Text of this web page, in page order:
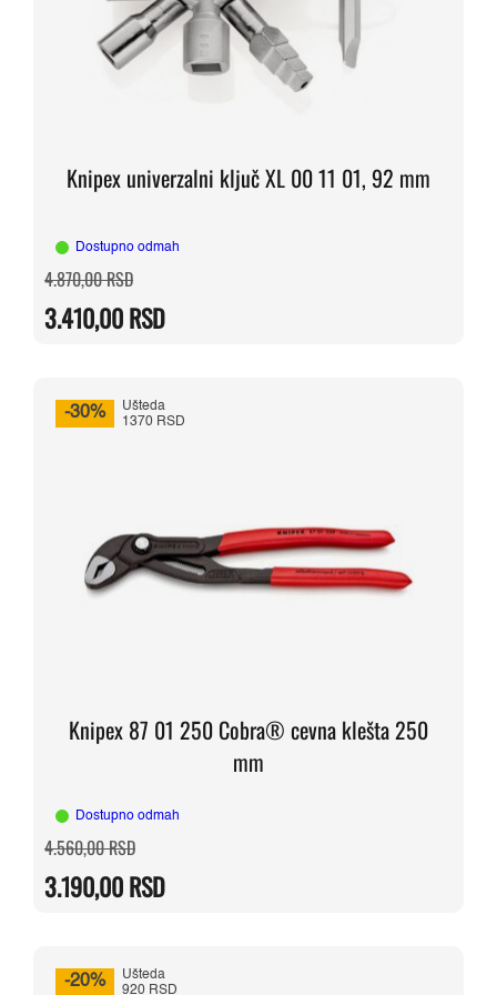
Knipex univerzalni ključ XL 00 11 01, 92 mm
Dostupno odmah
4.870,00RSDOriginalna
cena
bila:
4.870,00 RSD.
3.410,00RSD
Trenutna
cena
3.410,00 RSD.
-30%
Ušteda
1370 RSD
Knipex 87 01 250 Cobra® cevna klešta 250
mm
Dostupno odmah
4.560,00RSDOriginalna
cena
bila:
4.560,00 RSD.
3.190,00RSD
Trenutna
cena
3.190,00 RSD.
-20%
Ušteda
920 RSD